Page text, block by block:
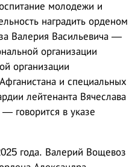
молодежи и
наградить орденом
Валерия Васильевича —
организации
организации
и специальных
лейтенанта Вячеслава
говорится в указе
года. Валерий Вощевоз